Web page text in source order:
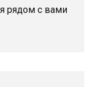
рядом с вами